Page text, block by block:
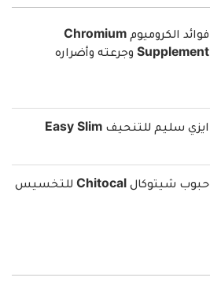
فوائد الكروميوم Chromium
Supplement وجرعته وأضراره
ايزي سليم للتنحيف Easy Slim
حبوب شيتوكال Chitocal للتخسيس